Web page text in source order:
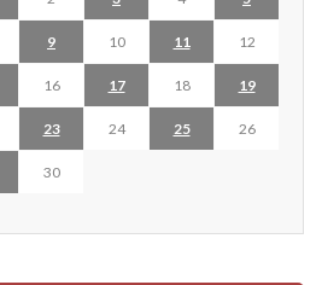
9 10 11 12
16 17 18 19
23 24 25 26
30